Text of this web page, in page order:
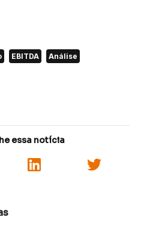
EBITDA Análise
essa notícia